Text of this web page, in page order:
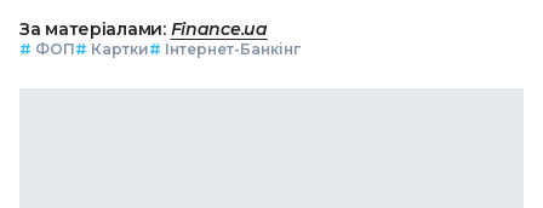
За матеріалами: Finance.ua
# ФОП# Картки# Інтернет-Банкінг